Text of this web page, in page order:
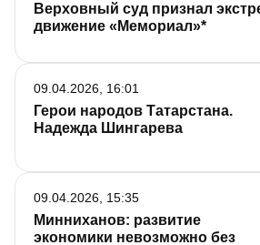
Верховный суд признал
движение «Мемориал»*
Герои народов Татарстана.
Надежда Шингарева
09.04.2026, 16:01
Минниханов: развитие
экономики невозможно без
09.04.2026, 15:35